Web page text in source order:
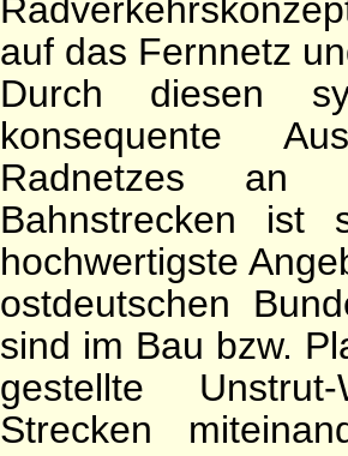
auf das Fernnetz
Durch diesen
konsequente
Radnetzes an
Bahnstrecken ist
hochwertigste
ostdeutschen
sind im Bau bzw.
gestellte
Strecken